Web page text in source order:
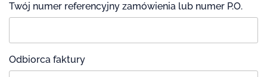
Twój numer referencyjny zamówienia lub numer P.O.
Odbiorca faktury